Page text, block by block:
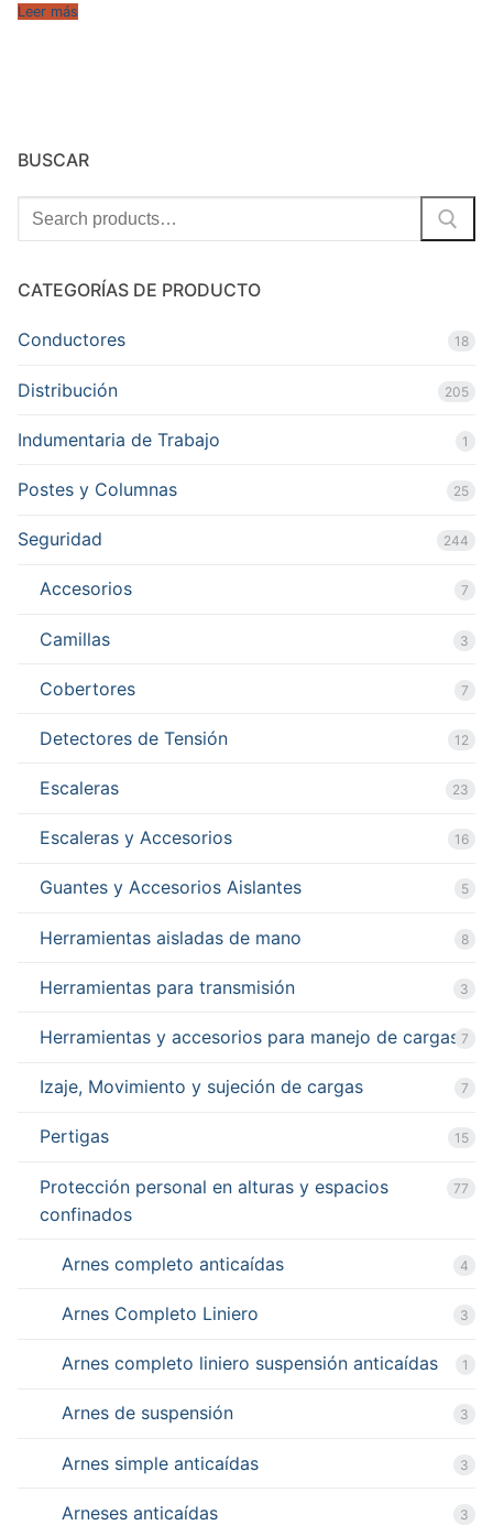
Leer más
BUSCAR
Search
for:
CATEGORÍAS DE PRODUCTO
Conductores 18
Distribución 205
Indumentaria de Trabajo 1
Postes y Columnas 25
Seguridad 244
Accesorios 7
Camillas 3
Cobertores 7
Detectores de Tensión 12
Escaleras 23
Escaleras y Accesorios 16
Guantes y Accesorios Aislantes 5
Herramientas aisladas de mano 8
Herramientas para transmisión 3
Herramientas y accesorios para manejo de cargas 7
Izaje, Movimiento y sujeción de cargas 7
Pertigas 15
Protección personal en alturas y espacios
confinados
77
Arnes completo anticaídas 4
Arnes Completo Liniero 3
Arnes completo liniero suspensión anticaídas 1
Arnes de suspensión 3
Arnes simple anticaídas 3
Arneses anticaídas 3